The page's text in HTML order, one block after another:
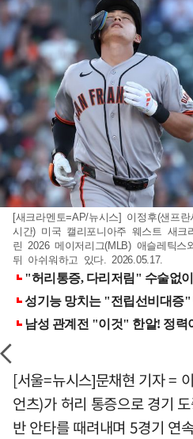
[새크라멘토=AP/뉴시스] 이정후(샌프
시간) 미국 캘리포니아주 웨스트 새크
린 2026 메이저리그(MLB) 애슬레틱
뒤 아쉬워하고 있다. 2026.05.17.
[서울=뉴시스]문채현 기자 =
언츠)가 허리 통증으로 경기
반 안타를 때려내며 5경기 연